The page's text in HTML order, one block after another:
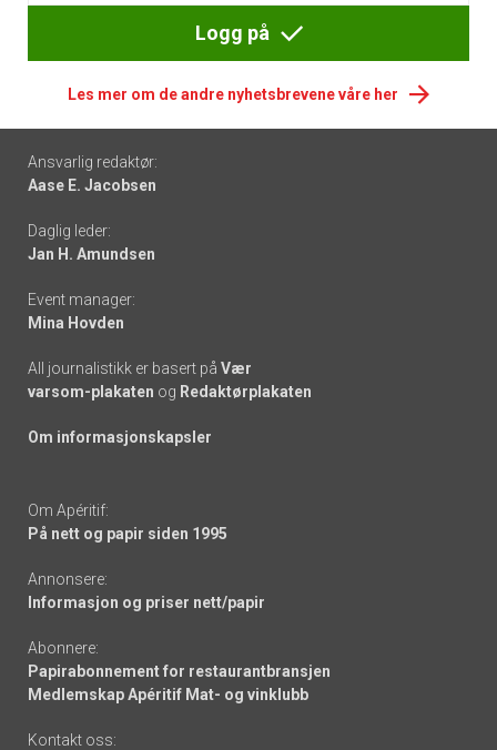
Logg på
Les mer om de andre nyhetsbrevene våre her
Footer
-
links
Ansvarlig redaktør:
Aase E. Jacobsen
Daglig leder:
Jan H. Amundsen
Event manager:
Mina Hovden
All journalistikk er basert på Vær
varsom-plakaten og Redaktørplakaten
Om informasjonskapsler
Om Apéritif:
På nett og papir siden 1995
Annonsere:
Informasjon og priser nett/papir
Abonnere:
Papirabonnement for restaurantbransjen
Medlemskap Apéritif Mat- og vinklubb
Kontakt oss: